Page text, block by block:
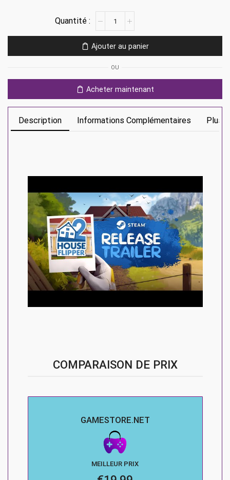
House
Flipper
Ajouter au panier
OU
Acheter maintenant
Description Informations Complémentaires Plus
COMPARAISON DE PRIX
GAMESTORE.NET
MEILLEUR PRIX